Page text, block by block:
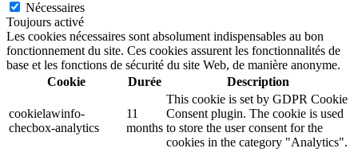
Nécessaires
Toujours activé
Les cookies nécessaires sont absolument indispensables au bon
fonctionnement du site. Ces cookies assurent les fonctionnalités de
base et les fonctions de sécurité du site Web, de manière anonyme.
Cookie
Durée Description
cookielawinfo-
checbox-analytics
11
months
This cookie is set by GDPR Cookie
Consent plugin. The cookie is used
to store the user consent for the
cookies in the category "Analytics".